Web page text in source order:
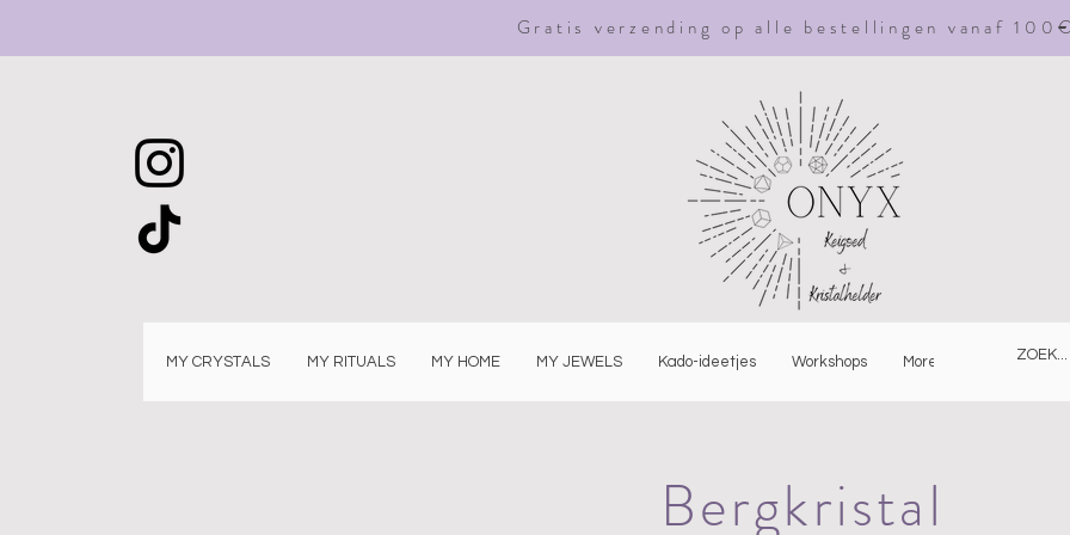
Gratis verzending op alle bestellingen vanaf 100€
MY CRYSTALS MY RITUALS MY HOME MY JEWELS Kado-ideetjes Workshops More
Bergkristal